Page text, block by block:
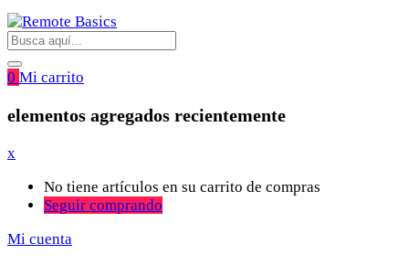
0 Mi carrito
elementos agregados recientemente
x
No tiene artículos en su carrito de compras
Seguir comprando
Mi cuenta